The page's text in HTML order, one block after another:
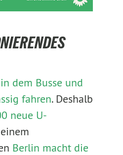
in dem Busse und
fahren. Deshalb
neue U-
Berlin macht die